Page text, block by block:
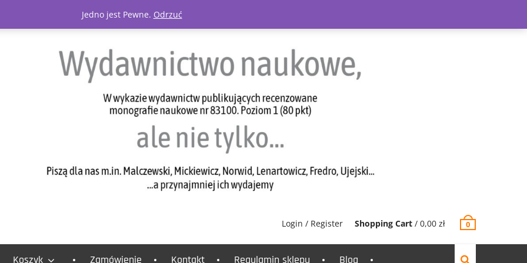
Login / Register Shopping Cart / 0,00 zł 0
Koszyk Zamówienie Kontakt Regulamin sklepu Blog
Jedno jest Pewne. Odrzuć